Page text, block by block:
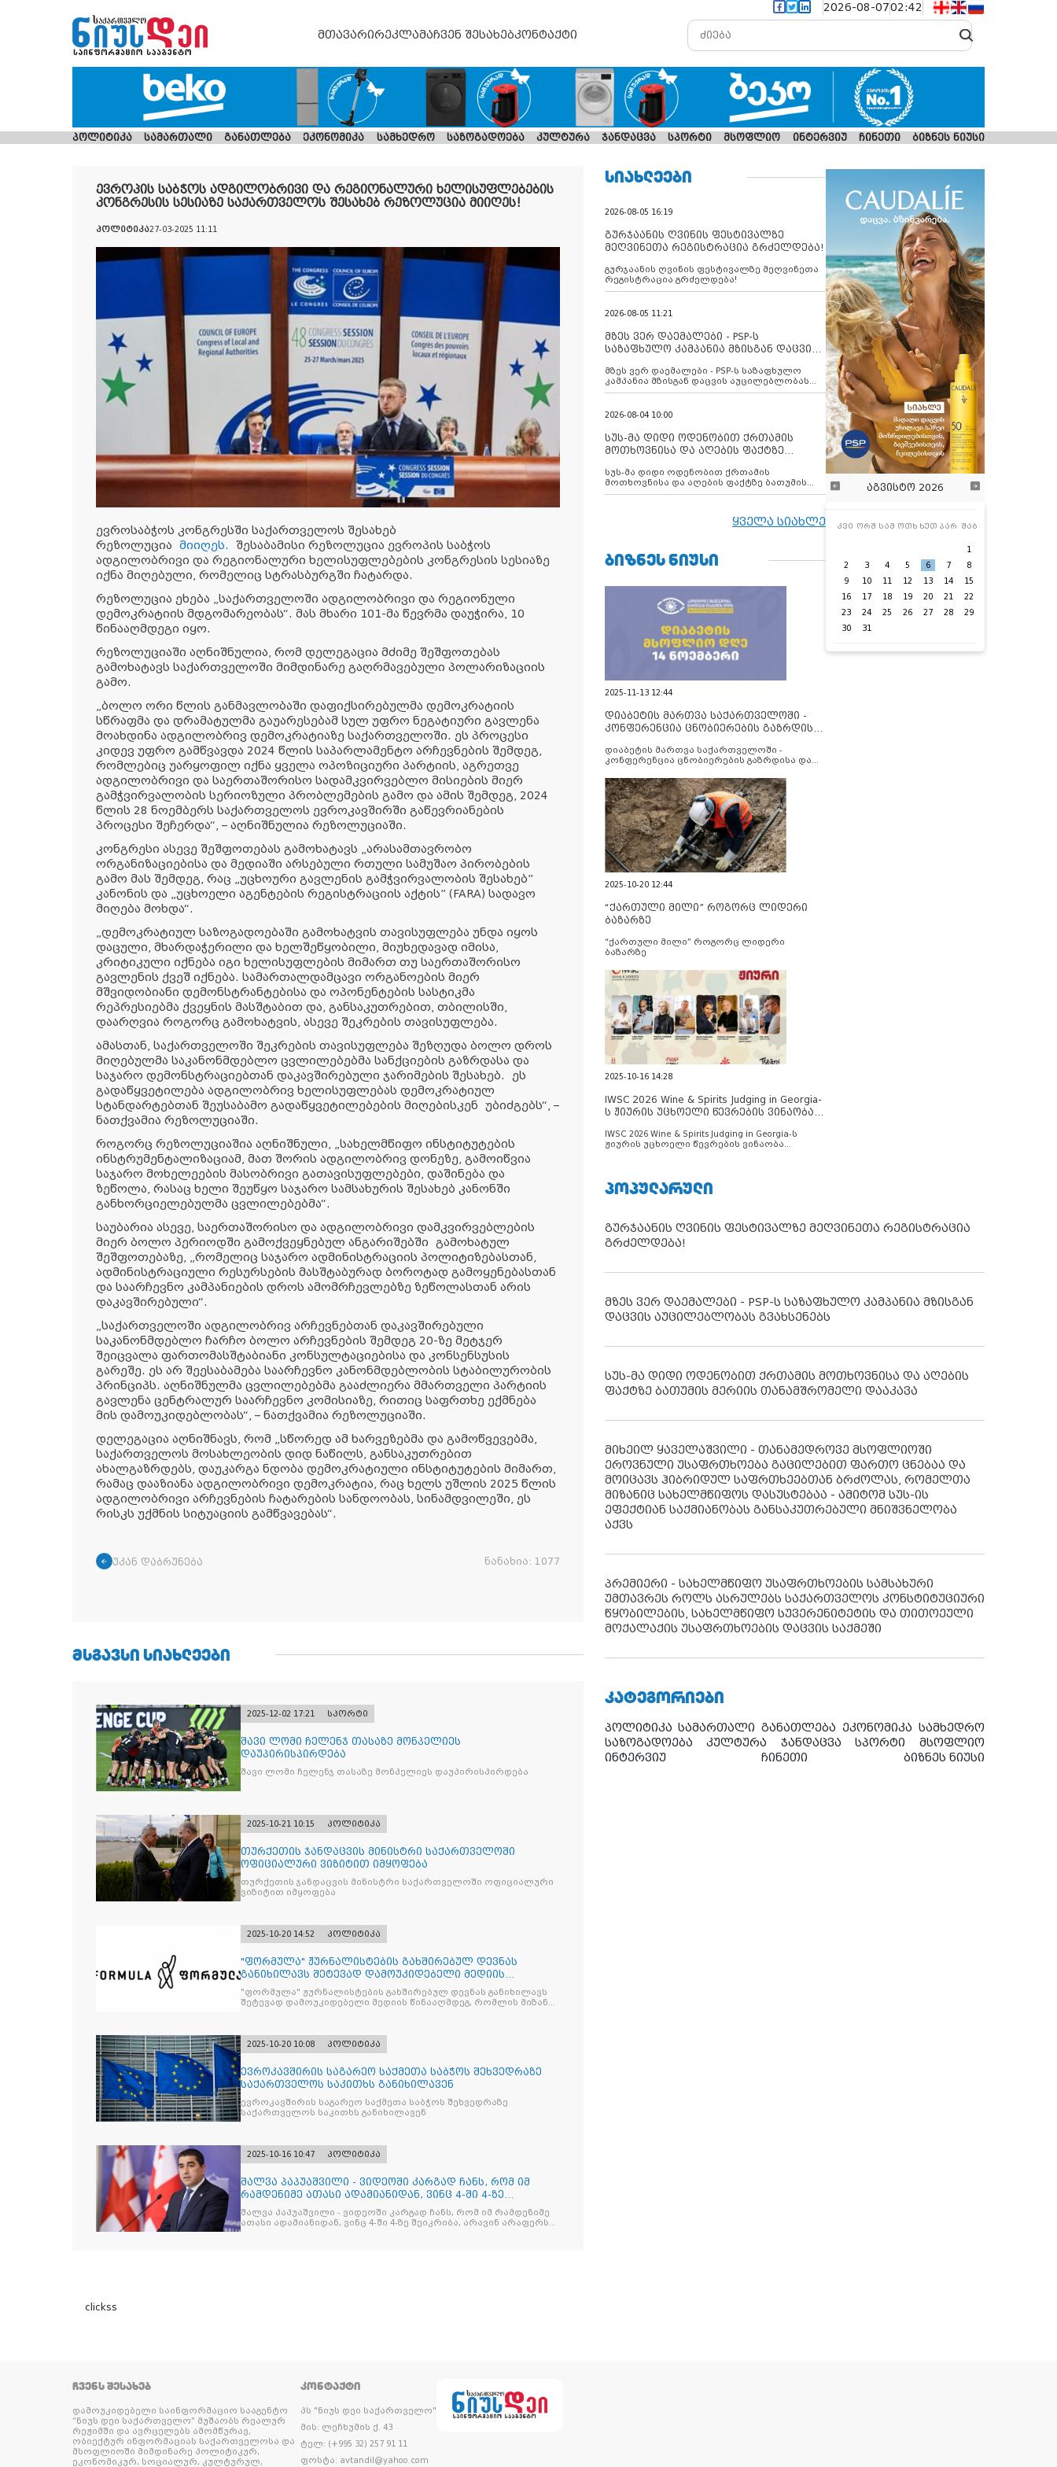
2026-08-0702:42
მთავარირეკლამაჩვენ შესახებკონტაქტი
პოლიტიკა სამართალი განათლება ეკონომიკა სამხედრო საზოგადოება კულტურა ჯანდაცვა სპორტი მსოფლიო ინტერვიუ ჩინეთი ბიზნეს ნიუსი
ევროპის საბჭოს ადგილობრივი და რეგიონალური ხელისუფლებების
კონგრესის სესიაზე საქართველოს შესახებ რეზოლუცია მიიღეს!
პოლიტიკა27-03-2025 11:11
ევროსაბჭოს კონგრესში საქართველოს შესახებ
რეზოლუცია მიიღეს.
შესაბამისი რეზოლუცია ევროპის საბჭოს
ადგილობრივი და რეგიონალური ხელისუფლებების კონგრესის სესიაზე
იქნა მიღებული, რომელიც სტრასბურგში ჩატარდა.
რეზოლუცია ეხება „საქართველოში ადგილობრივი და რეგიონული
დემოკრატიის მდგომარეობას“. მას მხარი 101-მა წევრმა დაუჭირა, 10
წინააღმდეგი იყო.
რეზოლუციაში აღნიშნულია, რომ დელეგაცია მძიმე შეშფოთებას
გამოხატავს საქართველოში მიმდინარე გაღრმავებული პოლარიზაციის
გამო.
„ბოლო ორი წლის განმავლობაში დაფიქსირებულმა დემოკრატიის
სწრაფმა და დრამატულმა გაუარესებამ სულ უფრო ნეგატიური გავლენა
მოახდინა ადგილობრივ დემოკრატიაზე საქართველოში. ეს პროცესი
კიდევ უფრო გამწვავდა 2024 წლის საპარლამენტო არჩევნების შემდეგ,
რომლებიც უარყოფილ იქნა ყველა ოპოზიციური პარტიის, აგრეთვე
ადგილობრივი და საერთაშორისო სადამკვირვებლო მისიების მიერ
გამჭვირვალობის სერიოზული პრობლემების გამო და ამის შემდეგ, 2024
წლის 28 ნოემბერს საქართველოს ევროკავშირში გაწევრიანების
პროცესი შეჩერდა“, – აღნიშნულია რეზოლუციაში.
კონგრესი ასევე შეშფოთებას გამოხატავს „არასამთავრობო
ორგანიზაციებისა და მედიაში არსებული რთული სამუშაო პირობების
გამო მას შემდეგ, რაც „უცხოური გავლენის გამჭვირვალობის შესახებ”
კანონის და „უცხოელი აგენტების რეგისტრაციის აქტის” (FARA) სადავო
მიღება მოხდა“.
„დემოკრატიულ საზოგადოებაში გამოხატვის თავისუფლება უნდა იყოს
დაცული, მხარდაჭერილი და ხელშეწყობილი, მიუხედავად იმისა,
კრიტიკული იქნება იგი ხელისუფლების მიმართ თუ საერთაშორისო
გავლენის ქვეშ იქნება. სამართალდამცავი ორგანოების მიერ
მშვიდობიანი დემონსტრანტებისა და ოპონენტების სასტიკმა
რეპრესიებმა ქვეყნის მასშტაბით და, განსაკუთრებით, თბილისში,
დაარღვია როგორც გამოხატვის, ასევე შეკრების თავისუფლება.
ამასთან, საქართველოში შეკრების თავისუფლება შეზღუდა ბოლო დროს
მიღებულმა საკანონმდებლო ცვლილებებმა სანქციების გაზრდასა და
საჯარო დემონსტრაციებთან დაკავშირებული ჯარიმების შესახებ. ეს
გადაწყვეტილება ადგილობრივ ხელისუფლებას დემოკრატიულ
სტანდარტებთან შეუსაბამო გადაწყვეტილებების მიღებისკენ უბიძგებს“, –
ნათქვამია რეზოლუციაში.
როგორც რეზოლუციაშია აღნიშნული, „სახელმწიფო ინსტიტუტების
ინსტრუმენტალიზაციამ, მათ შორის ადგილობრივ დონეზე, გამოიწვია
საჯარო მოხელეების მასობრივი გათავისუფლებები, დაშინება და
ზეწოლა, რასაც ხელი შეუწყო საჯარო სამსახურის შესახებ კანონში
განხორციელებულმა ცვლილებებმა“.
საუბარია ასევე, საერთაშორისო და ადგილობრივი დამკვირვებლების
მიერ ბოლო პერიოდში გამოქვეყნებულ ანგარიშებში გამოხატულ
შეშფოთებაზე, „რომელიც საჯარო ადმინისტრაციის პოლიტიზებასთან,
ადმინისტრაციული რესურსების მასშტაბურად ბოროტად გამოყენებასთან
და საარჩევნო კამპანიების დროს ამომრჩევლებზე ზეწოლასთან არის
დაკავშირებული“.
„საქართველოში ადგილობრივ არჩევნებთან დაკავშირებული
საკანონმდებლო ჩარჩო ბოლო არჩევნების შემდეგ 20-ზე მეტჯერ
შეიცვალა ფართომასშტაბიანი კონსულტაციებისა და კონსენსუსის
გარეშე. ეს არ შეესაბამება საარჩევნო კანონმდებლობის სტაბილურობის
პრინციპს. აღნიშნულმა ცვლილებებმა გააძლიერა მმართველი პარტიის
გავლენა ცენტრალურ საარჩევნო კომისიაზე, რითიც საფრთხე ექმნება
მის დამოუკიდებლობას“, – ნათქვამია რეზოლუციაში.
დელეგაცია აღნიშნავს, რომ „სწორედ ამ ხარვეზებმა და გამოწვევებმა,
საქართველოს მოსახლეობის დიდ ნაწილს, განსაკუთრებით
ახალგაზრდებს, დაუკარგა ნდობა დემოკრატიული ინსტიტუტების მიმართ,
რამაც დააზიანა ადგილობრივი დემოკრატია, რაც ხელს უშლის 2025 წლის
ადგილობრივი არჩევნების ჩატარების სანდოობას, სინამდვილეში, ეს
რისკს უქმნის სიტუაციის გამწვავებას“.
უკან დაბრუნება ნანახია: 1077
ᲛᲡᲒᲐᲕᲡᲘ ᲡᲘᲐᲮᲚᲔᲔᲑᲘ
2025-12-02 17:21 სპორტი
შავი ლომი ჩელენჯ თასაზე მონპელიეს
დაუპირისპირდება
შავი ლომი ჩელენჯ თასაზე მონპელიეს დაუპირისპირდება
2025-10-21 10:15 პოლიტიკა
თურქეთის ჯანდაცვის მინისტრი საქართველოში
ოფიციალური ვიზიტით იმყოფება
თურქეთის ჯანდაცვის მინისტრი საქართველოში ოფიციალური
ვიზიტით იმყოფება
2025-10-20 14:52 პოლიტიკა
"ფორმულა" ჟურნალისტების გახშირებულ დევნას
განიხილავს შეტევად დამოუკიდებელი მედიის
წინააღმდ
"ფორმულა" ჟურნალისტების გახშირებულ დევნას განიხილავს
შეტევად დამოუკიდებელი მედიის წინააღმდეგ, რომლის მიზანი
2025-10-20 10:08 პოლიტიკა
ევროკავშირის საგარეო საქმეთა საბჭოს შეხვედრაზე
საქართველოს საკითხს განიხილავენ
ევროკავშირის საგარეო საქმეთა საბჭოს შეხვედრაზე
საქართველოს საკითხს განიხილავენ
2025-10-16 10:47 პოლიტიკა
შალვა პაპუაშვილი - ვიდეოში კარგად ჩანს, რომ იმ
რამდენიმე ათასი ადამიანიდან, ვინც 4-ში 4-ზე
შეიკრიბა,
შალვა პაპუაშვილი - ვიდეოში კარგად ჩანს, რომ იმ რამდენიმე
ათასი ადამიანიდან, ვინც 4-ში 4-ზე შეიკრიბა, არავინ არაფერს
clickss
ᲡᲘᲐᲮᲚᲔᲔᲑᲘ
2026-08-05 16:19
გურჯაანის ღვინის ფესტივალზე
მეღვინეთა რეგისტრაცია გრძელდება!
გურჯაანის ღვინის ფესტივალზე მეღვინეთა
რეგისტრაცია გრძელდება!
2026-08-05 11:21
მზეს ვერ დაემალები - PSP-ს
საზაფხულო კამპანია მზისგან დაცვის
მზეს ვერ დაემალები - PSP-ს საზაფხულო
კამპანია მზისგან დაცვის აუცილებლობას
გვახსენებს
2026-08-04 10:00
სუს-მა დიდი ოდენობით ქრთამის
მოთხოვნისა და აღების ფაქტზე
დააკავა
სუს-მა დიდი ოდენობით ქრთამის
მოთხოვნისა და აღების ფაქტზე ბათუმის
მერიის თანამშრომელი დააკავა
ყველა სიახლე
ᲑᲘᲖᲜᲔᲡ ᲜᲘᲣᲡᲘ
2025-11-13 12:44
დიაბეტის მართვა საქართველოში -
კონფერენცია ცნობიერების გაზრდისა
დიაბეტის მართვა საქართველოში -
კონფერენცია ცნობიერების გაზრდისა და
2025-10-20 12:44
“ქართული მილი” როგორც ლიდერი
ბაზარზე
“ქართული მილი” როგორც ლიდერი
ბაზარზე
2025-10-16 14:28
IWSC 2026 Wine & Spirits Judging in Georgia-
ს ჟიურის უცხოელი წევრების ვინაობა
IWSC 2026 Wine & Spirits Judging in Georgia-ს
ჟიურის უცხოელი წევრების ვინაობა
აგვისტო 2026
კვი ორშ სამ ოთხ ხუთ პარ შაბ
1
2
3 4 5 6 7
8
9
10 11 12 13 14
15
16
17 18 19 20 21
22
23
24 25 26 27 28
29
30
31
ᲞᲝᲞᲣᲚᲐᲠᲣᲚᲘ
გურჯაანის ღვინის ფესტივალზე მეღვინეთა რეგისტრაცია
გრძელდება!
მზეს ვერ დაემალები - PSP-ს საზაფხულო კამპანია მზისგან
დაცვის აუცილებლობას გვახსენებს
სუს-მა დიდი ოდენობით ქრთამის მოთხოვნისა და აღების
ფაქტზე ბათუმის მერიის თანამშრომელი დააკავა
მიხეილ ყაველაშვილი - თანამედროვე მსოფლიოში
ეროვნული უსაფრთხოება გაცილებით ფართო ცნებაა და
მოიცავს ჰიბრიდულ საფრთხეებთან ბრძოლას, რომელთა
მიზანიც სახელმწიფოს დასუსტებაა - ამიტომ სუს-ის
ეფექტიან საქმიანობას განსაკუთრებული მნიშვნელობა
აქვს
პრემიერი - სახელმწიფო უსაფრთხოების სამსახური
უმთავრეს როლს ასრულებს საქართველოს კონსტიტუციური
წყობილების, სახელმწიფო სუვერენიტეტის და თითოეული
მოქალაქის უსაფრთხოების დაცვის საქმეში
ᲙᲐᲢᲔᲒᲝᲠᲘᲔᲑᲘ
პოლიტიკა სამართალი განათლება ეკონომიკა სამხედრო
საზოგადოება
კულტურა ჯანდაცვა სპორტი
მსოფლიო
ინტერვიუ
ჩინეთი ბიზნეს ნიუსი
ᲩᲕᲔᲜᲡ ᲨᲔᲡᲐᲮᲔᲑ
დამოუკიდებელი საინფორმაციო სააგენტო
“ნიუს დეი საქართველო” მუშაობს რეალურ
რეჟიმში და ავრცელებს ამომწურავ,
ობიექტურ ინფორმაციას საქართველოსა და
მსოფლიოში მიმდინარე პოლიტიკურ,
ეკონომიკურ, სოციალურ, კულტურულ,
ᲙᲝᲜᲢᲐᲥᲢᲘ
პს "ნიუს დეი საქართველო"
მის: ლეჩხუმის ქ. 43
ტელ: (+995 32) 257 91 11
ფოსტა: avtandil@yahoo.com